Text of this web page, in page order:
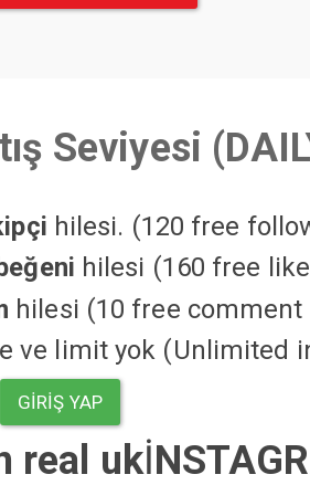
Seviyesi
hilesi. (120 free
hilesi (160 free
hilesi (10 free comment
ve limit yok (Unlimited
GIRIŞ YAP
real ukİ